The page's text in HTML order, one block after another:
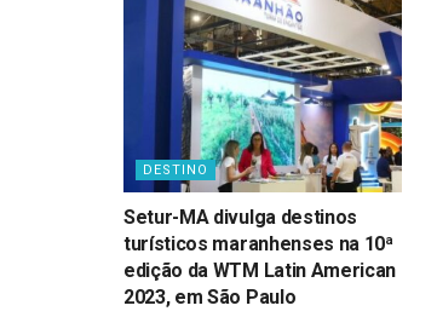
DESTINO
Setur-MA divulga destinos
turísticos maranhenses na 10ª
edição da WTM Latin American
2023, em São Paulo